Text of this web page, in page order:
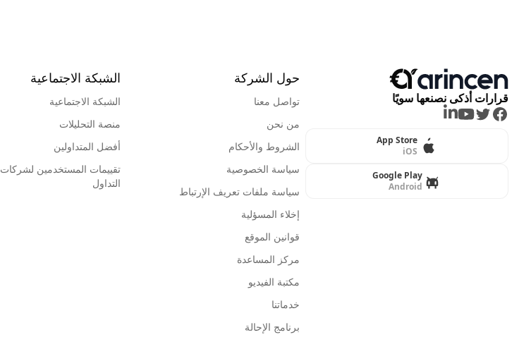
قرارات أذكى نصنعها سويًا
Facebook
Twitter
Youtube
LinkedIn
App Store
iOS
Google Play
Android
حول الشركة
تواصل معنا
من نحن
الشروط والأحكام
سياسة الخصوصية
سياسة ملفات تعريف الإرتباط
إخلاء المسؤلية
قوانين الموقع
مركز المساعدة
مكتبة الفيديو
خدماتنا
برنامج الإحالة
الشبكة الاجتماعية
الشبكة الاجتماعية
منصة التحليلات
أفضل المتداولين
تقييمات المستخدمين لشركات
التداول